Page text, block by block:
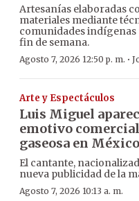
Artesanías elaboradas
materiales mediante
comunidades
fin de semana.
Agosto 7, 2026 12:50 p. m. ·
Arte y Espectáculos
Luis Miguel
emotivo
gaseosa en México
El cantante,
nueva publicidad de la
Agosto 7, 2026 10:13 a. m.